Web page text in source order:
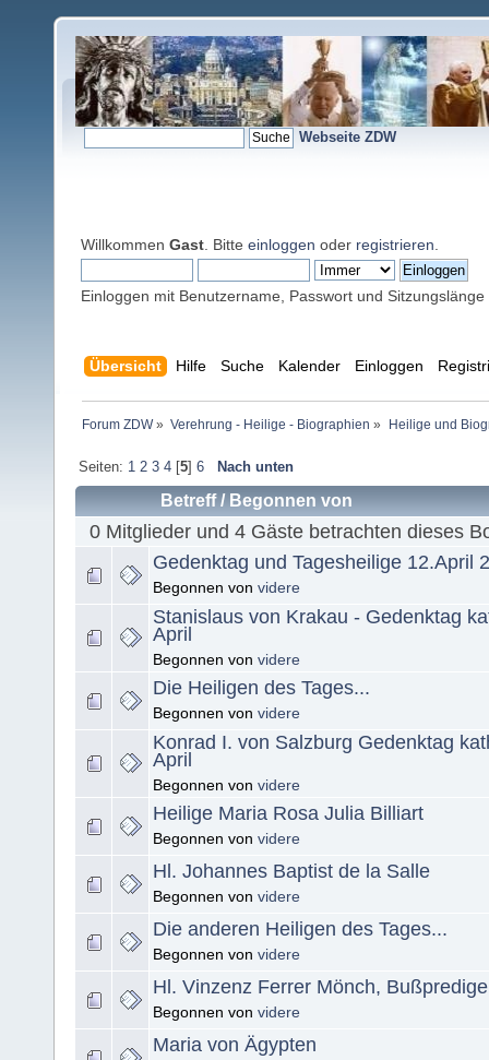
Webseite ZDW
Willkommen Gast . Bitte einloggen oder registrieren
Einloggen mit Benutzername, Passwort und Sitzungslänge
Übersicht Hilfe Suche Kalender Einloggen
Forum ZDW» Verehrung - Heilige - Biographien » Heilige und
Seiten: 1 2 3 4[5] 6 Nach unten
Betreff/ Begonnen von
0 Mitglieder und 4 Gäste betrachten dieses
Gedenktag und Tagesheilige 12.April
Begonnen von videre
Stanislaus von Krakau - Gedenktag
April
Begonnen von videre
Die Heiligen des Tages...
Begonnen von videre
Konrad I. von Salzburg Gedenktag
April
Begonnen von videre
Heilige Maria Rosa Julia Billiart
Begonnen von videre
Hl. Johannes Baptist de la Salle
Begonnen von videre
Die anderen Heiligen des Tages...
Begonnen von videre
Hl. Vinzenz Ferrer Mönch,
Begonnen von videre
Maria von Ägypten